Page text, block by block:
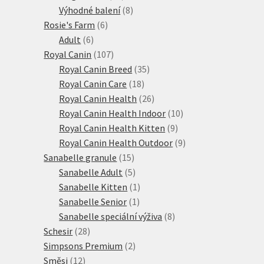
produktů
Výhodné balení 88
Rosie's Farm 66
Adult 66
produktů
Royal Canin 107107
produktů
Royal Canin Breed 3535
Royal Canin Care 1818
produktů
Royal Canin Health 2626
produktů
Royal Canin Health Indoor 1010
Royal Canin Health Kitten 99
produktů
Royal Canin Health Outdoor 99
Sanabelle granule 1515
produktů
Sanabelle Adult 55
produktů
Sanabelle Kitten 1 1
produkt
Sanabelle Senior 1 1
produkt
Sanabelle speciální výživa 88
Schesir 2828
produktů
Simpsons Premium 22
Směsi 1212